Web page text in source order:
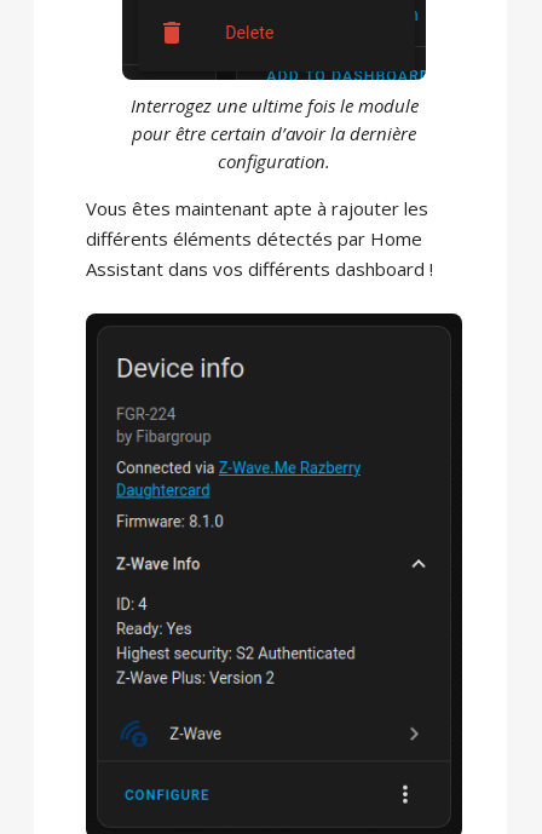
Interrogez une ultime fois le module
pour être certain d’avoir la dernière
configuration.
Vous êtes maintenant apte à rajouter les
différents éléments détectés par Home
Assistant dans vos différents dashboard !